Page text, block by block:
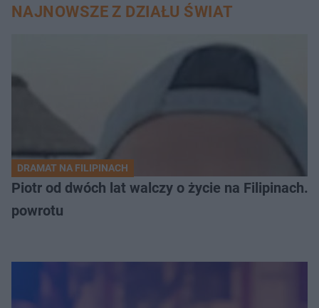
NAJNOWSZE Z DZIAŁU ŚWIAT
DRAMAT NA FILIPINACH
Piotr od dwóch lat walczy o życie na Filipinach.
powrotu